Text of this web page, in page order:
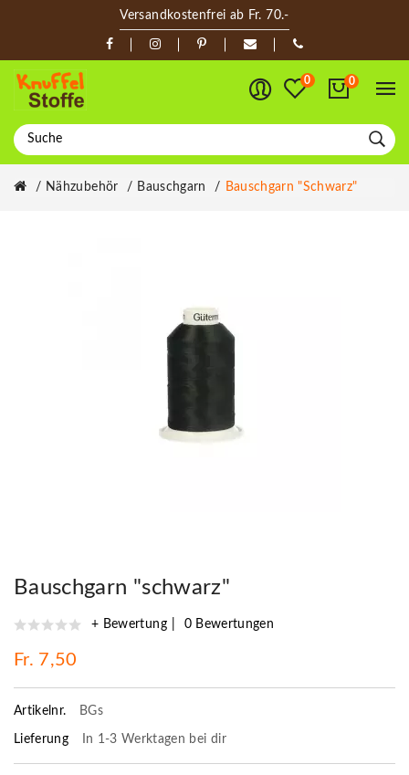
Versandkostenfrei ab Fr. 70.-
0 0
Nähzubehör Bauschgarn Bauschgarn "schwarz"
Bauschgarn "schwarz"
+ Bewertung 0 Bewertungen
Fr. 7,50
Artikelnr. BGs
Lieferung In 1-3 Werktagen bei dir